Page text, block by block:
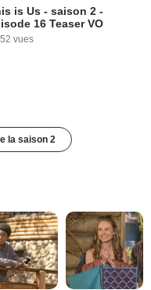
is Us - saison 2 -
16 Teaser VO
vues
la saison 2